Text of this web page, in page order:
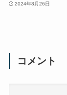
2024年8月26日
コメント